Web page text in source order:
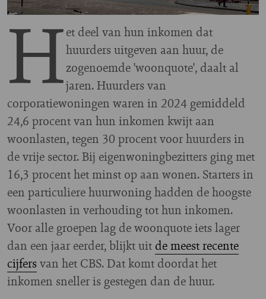
Het deel van hun inkomen dat
huurders uitgeven aan huur, de
zogenoemde 'woonquote', daalt al
jaren. Huurders van
corporatiewoningen waren in 2024 gemiddeld
24,6 procent van hun inkomen kwijt aan
woonlasten, tegen 30 procent voor huurders in
de vrije sector. Bij eigenwoningbezitters ging met
16,3 procent het minst op aan wonen. Starters in
een particuliere huurwoning hadden de hoogste
woonlasten in verhouding tot hun inkomen.
Voor alle groepen lag de woonquote iets lager
dan een jaar eerder, blijkt uit de meest recente
cijfersvan het CBS. Dat komt doordat het
inkomen sneller is gestegen dan de huur.